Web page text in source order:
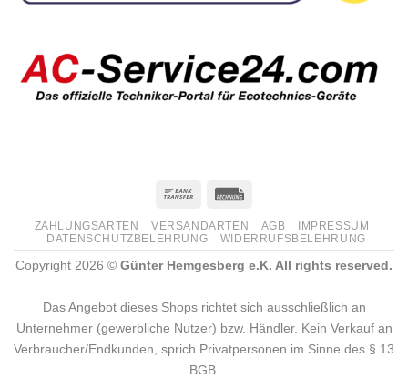
ZAHLUNGSARTEN VERSANDARTEN AGB
IMPRESSUM
DATENSCHUTZBELEHRUNG
WIDERRUFSBELEHRUNG
Copyright 2026 © Günter Hemgesberg e.K. All rights reserved.
Das Angebot dieses Shops richtet sich ausschließlich an
Unternehmer (gewerbliche Nutzer) bzw. Händler. Kein Verkauf an
Verbraucher/Endkunden, sprich Privatpersonen im Sinne des § 13
BGB.